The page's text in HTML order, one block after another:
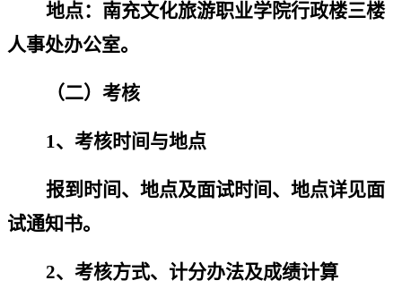
地点：南充文化旅游职业学院行政楼三楼
人事处办公室。
（二）考核
1、考核时间与地点
报到时间、 地点及面试时间、地点详见面
试通知书。
2、 考核方式、计分办法及成绩计算